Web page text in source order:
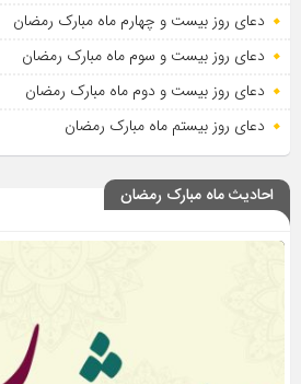
دعای روز بیست و چهارم ماه مبارک رمضان
دعای روز بیست و سوم ماه مبارک رمضان
دعای روز بیست و دوم ماه مبارک رمضان
دعای روز بیستم ماه مبارک رمضان
احادیث ماه مبارک رمضان